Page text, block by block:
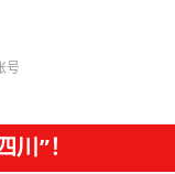
号
”！